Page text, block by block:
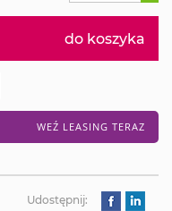
do koszyka
WEŹ LEASING TERAZ
Udostępnij: